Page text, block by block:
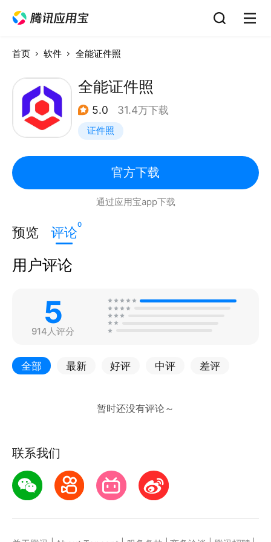
首页 软件 全能证件照
全能证件照
5.0 31.4万下载
证件照
官方下载
通过应用宝app下载
预览 评论0
用户评论
5
914人评分
全部 最新 好评 中评 差评
联系我们